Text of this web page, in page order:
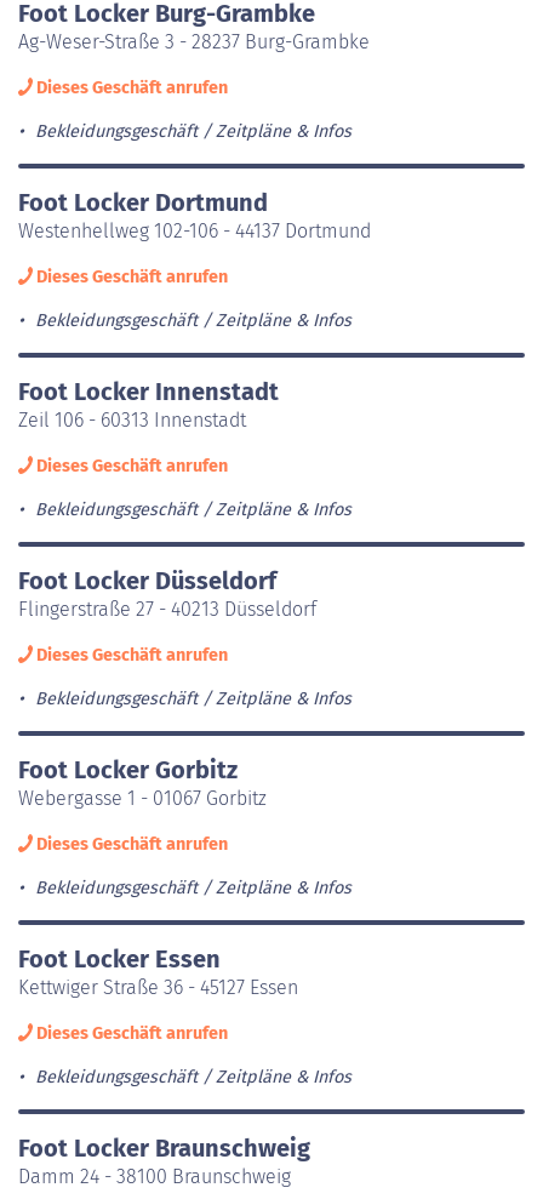
Foot Locker Burg-Grambke
Ag-Weser-Straße 3 - 28237 Burg-Grambke
Dieses Geschäft anrufen
Bekleidungsgeschäft Zeitpläne & Infos
Foot Locker Dortmund
Westenhellweg 102-106 - 44137 Dortmund
Dieses Geschäft anrufen
Bekleidungsgeschäft Zeitpläne & Infos
Foot Locker Innenstadt
Zeil 106 - 60313 Innenstadt
Dieses Geschäft anrufen
Bekleidungsgeschäft Zeitpläne & Infos
Foot Locker Düsseldorf
Flingerstraße 27 - 40213 Düsseldorf
Dieses Geschäft anrufen
Bekleidungsgeschäft Zeitpläne & Infos
Foot Locker Gorbitz
Webergasse 1 - 01067 Gorbitz
Dieses Geschäft anrufen
Bekleidungsgeschäft Zeitpläne & Infos
Foot Locker Essen
Kettwiger Straße 36 - 45127 Essen
Dieses Geschäft anrufen
Bekleidungsgeschäft Zeitpläne & Infos
Foot Locker Braunschweig
Damm 24 - 38100 Braunschweig